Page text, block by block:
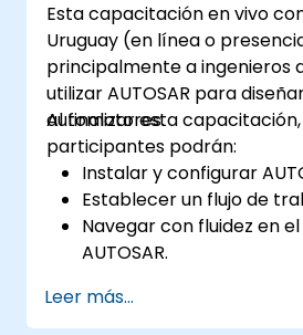
Esta capacitación en vivo
Uruguay (en línea o
principalmente a ingenieros
utilizar AUTOSAR para
automotores.
Al finalizar esta
participantes podrán:
Instalar y configurar
Establecer un flujo de
Navegar con fluidez en
AUTOSAR.
Leer más...